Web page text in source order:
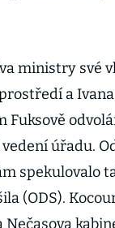
ministry své
a
Fuksově
úřadu.
spekulovalo
(ODS).